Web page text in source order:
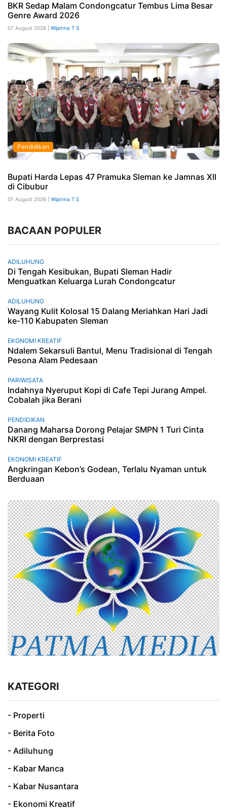
BKR Sedap Malam Condongcatur Tembus Lima Besar
Genre Award 2026
07 August 2026 | Wijatma T S
Pendidikan
Bupati Harda Lepas 47 Pramuka Sleman ke Jamnas XII
di Cibubur
07 August 2026 | Wijatma T S
BACAAN POPULER
ADILUHUNG
Di Tengah Kesibukan, Bupati Sleman Hadir
Menguatkan Keluarga Lurah Condongcatur
ADILUHUNG
Wayang Kulit Kolosal 15 Dalang Meriahkan Hari Jadi
ke-110 Kabupaten Sleman
EKONOMI KREATIF
Ndalem Sekarsuli Bantul, Menu Tradisional di Tengah
Pesona Alam Pedesaan
PARIWISATA
Indahnya Nyeruput Kopi di Cafe Tepi Jurang Ampel.
Cobalah jika Berani
PENDIDIKAN
Danang Maharsa Dorong Pelajar SMPN 1 Turi Cinta
NKRI dengan Berprestasi
EKONOMI KREATIF
Angkringan Kebon’s Godean, Terlalu Nyaman untuk
Berduaan
KATEGORI
- Properti
- Berita Foto
- Adiluhung
- Kabar Manca
- Kabar Nusantara
- Ekonomi Kreatif